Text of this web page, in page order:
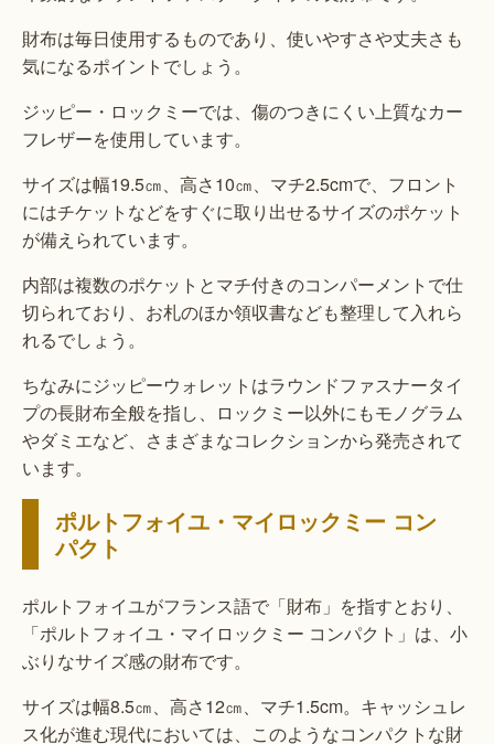
財布は毎日使用するものであり、使いやすさや丈夫さも
気になるポイントでしょう。
ジッピー・ロックミーでは、傷のつきにくい上質なカー
フレザーを使用しています。
サイズは幅19.5㎝、高さ10㎝、マチ2.5cmで、フロント
にはチケットなどをすぐに取り出せるサイズのポケット
が備えられています。
内部は複数のポケットとマチ付きのコンパーメントで仕
切られており、お札のほか領収書なども整理して入れら
れるでしょう。
ちなみにジッピーウォレットはラウンドファスナータイ
プの長財布全般を指し、ロックミー以外にもモノグラム
やダミエなど、さまざまなコレクションから発売されて
います。
ポルトフォイユ・マイロックミー コン
パクト
ポルトフォイユがフランス語で「財布」を指すとおり、
「ポルトフォイユ・マイロックミー コンパクト」は、小
ぶりなサイズ感の財布です。
サイズは幅8.5㎝、高さ12㎝、マチ1.5cm。キャッシュレ
ス化が進む現代においては、このようなコンパクトな財